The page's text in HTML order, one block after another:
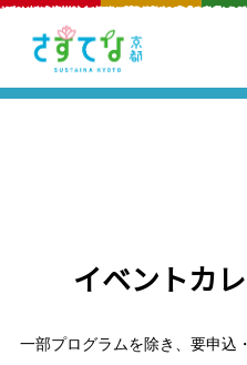
イベントカ
一部プログラムを除き、要申込